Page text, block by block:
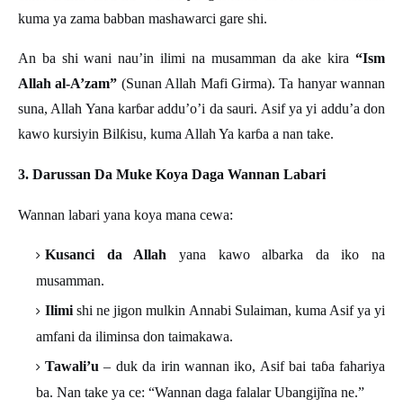
kuma ya zama babban mashawarci gare shi.
An ba shi wani nau’in ilimi na musamman da ake kira “Ism
Allah al-A’zam” (Sunan Allah Mafi Girma). Ta hanyar wannan
suna, Allah Yana karɓar addu’o’i da sauri. Asif ya yi addu’a don
kawo kursiyin Bilƙisu, kuma Allah Ya karɓa a nan take.
3. Darussan Da Muke Koya Daga Wannan Labari
Wannan labari yana koya mana cewa:
Kusanci da Allah yana kawo albarka da iko na
musamman.
Ilimi shi ne jigon mulkin Annabi Sulaiman, kuma Asif ya yi
amfani da iliminsa don taimakawa.
Tawali’u – duk da irin wannan iko, Asif bai taɓa fahariya
ba. Nan take ya ce: “Wannan daga falalar Ubangijĩna ne.”